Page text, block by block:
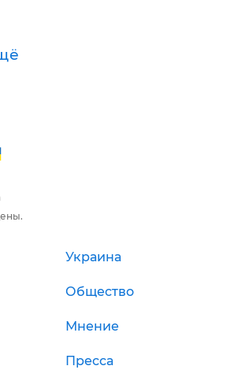
Украина
Общество
Мнение
Пресса